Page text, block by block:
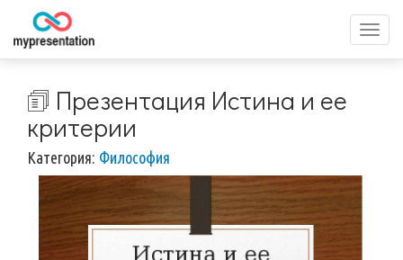
меню
🗊 Презентация Истина и ее
критерии
Категория: Философия